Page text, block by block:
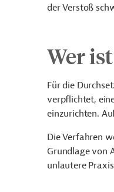
der Verstoß
Wer
Für die
verpflichtet,
einzurichten.
Die Verfahren
Grundlage von
unlautere